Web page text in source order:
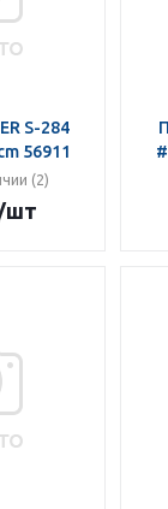
S-284
56911
(2)
шт